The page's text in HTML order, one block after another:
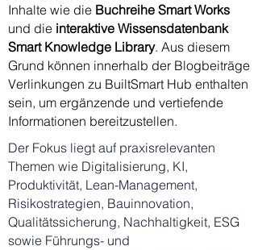
Inhalte wie die Buchreihe Smart Works
und die interaktive Wissensdatenbank
Smart Knowledge Library. Aus diesem
Grund können innerhalb der Blogbeiträge
Verlinkungen zu BuiltSmart Hub enthalten
sein, um ergänzende und vertiefende
Informationen bereitzustellen.
Der Fokus liegt auf praxisrelevanten
Themen wie Digitalisierung, KI,
Produktivität, Lean-Management,
Risikostrategien, Bauinnovation,
Qualitätssicherung, Nachhaltigkeit, ESG
sowie Führungs- und